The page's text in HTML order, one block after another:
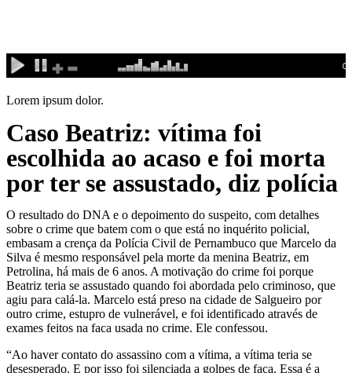
conteúdo
Lorem ipsum dolor.
Caso Beatriz: vítima foi
escolhida ao acaso e foi morta
por ter se assustado, diz polícia
O resultado do DNA e o depoimento do suspeito, com detalhes
sobre o crime que batem com o que está no inquérito policial,
embasam a crença da Polícia Civil de Pernambuco que Marcelo da
Silva é mesmo responsável pela morte da menina Beatriz, em
Petrolina, há mais de 6 anos. A motivação do crime foi porque
Beatriz teria se assustado quando foi abordada pelo criminoso, que
agiu para calá-la. Marcelo está preso na cidade de Salgueiro por
outro crime, estupro de vulnerável, e foi identificado através de
exames feitos na faca usada no crime. Ele confessou.
“Ao haver contato do assassino com a vítima, a vítima teria se
desesperado. E por isso foi silenciada a golpes de faca. Essa é a